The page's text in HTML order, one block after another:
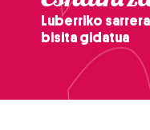
Luberriko
bisita gidatua